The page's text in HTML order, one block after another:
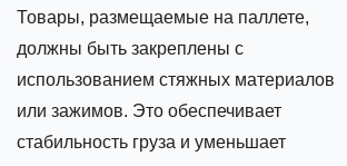
Товары, размещаемые на паллете,
должны быть закреплены с
использованием стяжных материалов
или зажимов. Это обеспечивает
стабильность груза и уменьшает